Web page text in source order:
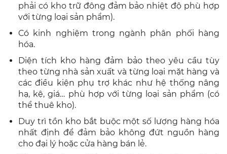
phải có kho trữ đông đảm bảo nhiệt độ phù hợp
với từng loại sản phẩm).
Có kinh nghiệm trong ngành phân phối hàng
hóa.
Diện tích kho hàng đảm bảo theo yêu cầu tùy
theo từng nhà sản xuất và từng loại mặt hàng và
các điều kiện phụ trợ khác như hệ thống nâng
hạ, kệ, giá… phù hợp với từng loại sản phẩm (có
thể thuê kho).
Duy trì tồn kho bắt buộc một số lượng hàng hóa
nhất định để đảm bảo không đứt nguồn hàng
cho đại lý hoặc cửa hàng bán lẻ.